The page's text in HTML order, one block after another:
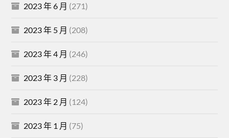
2023 年 6 月 (271)
2023 年 5 月 (208)
2023 年 4 月 (246)
2023 年 3 月 (228)
2023 年 2 月 (124)
2023 年 1 月 (75)